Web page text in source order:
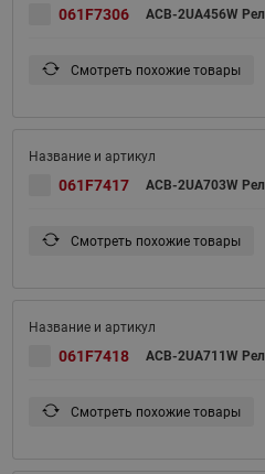
061F7306 ACB-2UA456W
Смотреть похожие товары
061F7417 ACB-2UA703W
Смотреть похожие товары
061F7418 ACB-2UA711W
Смотреть похожие товары